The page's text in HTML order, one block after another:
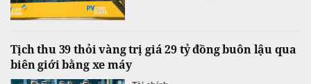
có khả năng mất vốn (nợ nhóm 5) tiếp tục
tăng gần 20%, lên sát 3.900 tỷ đồng.
Tịch thu 39 thỏi vàng trị giá 29 tỷ đồng buôn lậu qua
biên giới bằng xe máy